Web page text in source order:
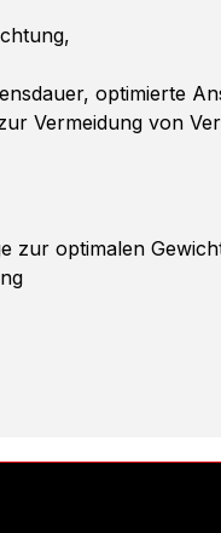
optimierte
Vermeidung von
zur optimalen